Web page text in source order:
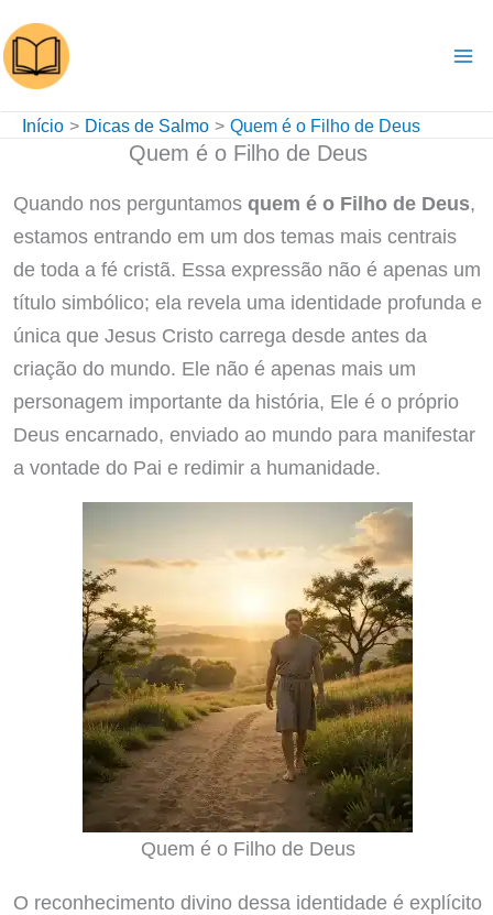
para
o
conteúdo
Início Dicas de Salmo Quem é o Filho de Deus
Quem é o Filho de Deus
Quando nos perguntamos quem é o Filho de Deus,
estamos entrando em um dos temas mais centrais
de toda a fé cristã. Essa expressão não é apenas um
título simbólico; ela revela uma identidade profunda e
única que Jesus Cristo carrega desde antes da
criação do mundo. Ele não é apenas mais um
personagem importante da história, Ele é o próprio
Deus encarnado, enviado ao mundo para manifestar
a vontade do Pai e redimir a humanidade.
Quem é o Filho de Deus
O reconhecimento divino dessa identidade é explícito